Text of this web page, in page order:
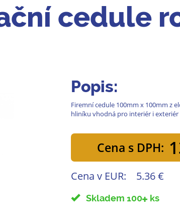
cedule
Popis:
Firemní cedule 100mm x 100mm z
hliníku vhodná pro interiér i
Cena s DPH:
Cena v EUR: 5.36 €
Skladem 100 ks